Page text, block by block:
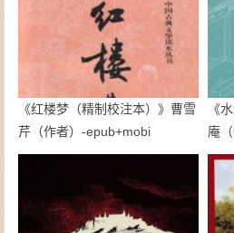
《红楼梦（精制校注本）》曹雪
芹（作者）-epub+mobi
《
庵